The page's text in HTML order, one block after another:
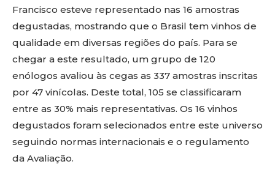
Francisco esteve representado nas 16 amostras
degustadas, mostrando que o Brasil tem vinhos de
qualidade em diversas regiões do país. Para se
chegar a este resultado, um grupo de 120
enólogos avaliou às cegas as 337 amostras inscritas
por 47 vinícolas. Deste total, 105 se classificaram
entre as 30% mais representativas. Os 16 vinhos
degustados foram selecionados entre este universo
seguindo normas internacionais e o regulamento
da Avaliação.